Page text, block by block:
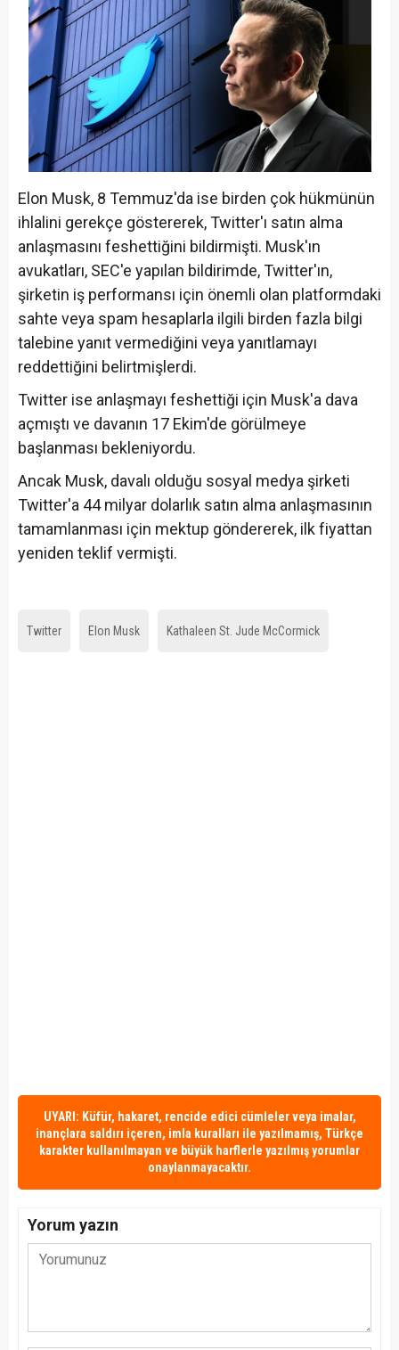
Elon Musk, 8 Temmuz'da ise birden çok hükmünün
ihlalini gerekçe göstererek, Twitter'ı satın alma
anlaşmasını feshettiğini bildirmişti. Musk'ın
avukatları, SEC'e yapılan bildirimde, Twitter'ın,
şirketin iş performansı için önemli olan platformdaki
sahte veya spam hesaplarla ilgili birden fazla bilgi
talebine yanıt vermediğini veya yanıtlamayı
reddettiğini belirtmişlerdi.
Twitter ise anlaşmayı feshettiği için Musk'a dava
açmıştı ve davanın 17 Ekim'de görülmeye
başlanması bekleniyordu.
Ancak Musk, davalı olduğu sosyal medya şirketi
Twitter'a 44 milyar dolarlık satın alma anlaşmasının
tamamlanması için mektup göndererek, ilk fiyattan
yeniden teklif vermişti.
Twitter Elon Musk Kathaleen St. Jude McCormick
UYARI: Küfür, hakaret, rencide edici cümleler veya imalar,
inançlara saldırı içeren, imla kuralları ile yazılmamış, Türkçe
karakter kullanılmayan ve büyük harflerle yazılmış yorumlar
onaylanmayacaktır.
Yorum yazın